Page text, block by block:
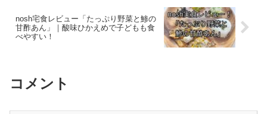
nosh宅食レビュー「たっぷり野菜と鯵の
甘酢あん」｜酸味ひかえめで子どもも食
べやすい！
コメント